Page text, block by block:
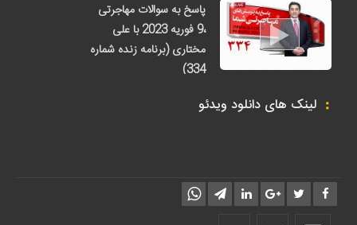
3 روز قبل
پاسخ به سوالات مهاجرتی
،9 فوریه 2023 با علی
مختاری (برنامه زنده شماره
334)
لینک های دانلود ویدئو